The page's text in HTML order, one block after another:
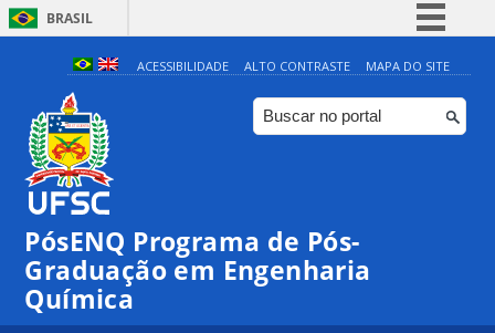
BRASIL
Simplifique!
Comunica BR
Participe
Canais
ACESSIBILIDADE ALTO CONTRASTE MAPA DO SITE
PósENQ Programa de Pós-
Graduação em Engenharia
Química